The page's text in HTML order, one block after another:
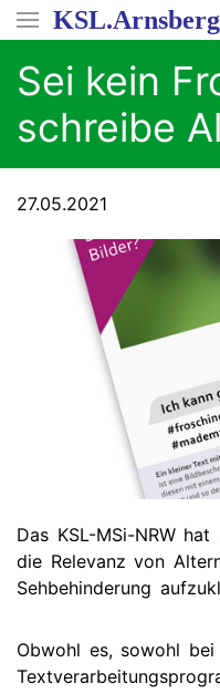
Direkt
zum
Inhalt
KSL.Arnsberg
Sei kein
schreibe
27.05.2021
Das KSL-MSi-NRW
die Relevanz von
Sehbehinderung
Obwohl es, sowohl bei